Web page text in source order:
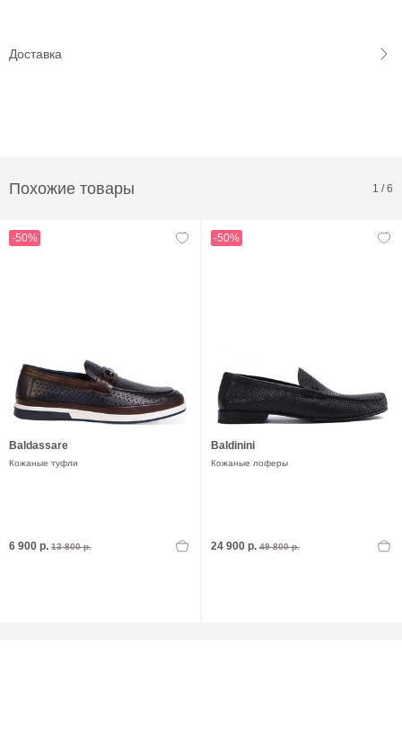
Доставка
Похожие товары 1 /6
-50%
Baldassare
Кожаные туфли
6 900 р. 13 800 р.
-50%
Baldinini
Кожаные лоферы
24 900 р. 49 800 р.